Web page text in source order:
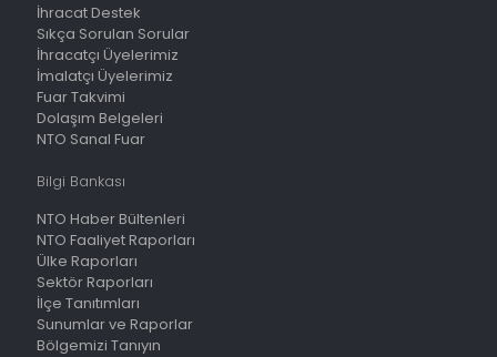
İhracat Destek
Sıkça Sorulan Sorular
İhracatçı Üyelerimiz
İmalatçı Üyelerimiz
Fuar Takvimi
Dolaşım Belgeleri
NTO Sanal Fuar
Bilgi Bankası
NTO Haber Bültenleri
NTO Faaliyet Raporları
Ülke Raporları
Sektör Raporları
İlçe Tanıtımları
Sunumlar ve Raporlar
Bölgemizi Tanıyın